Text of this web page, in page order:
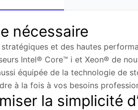
nécessaire
et des hautes
Intel® Core™ i et Xeon® de
équipée de la technologie de
à la fois à vos besoins
la simplicité